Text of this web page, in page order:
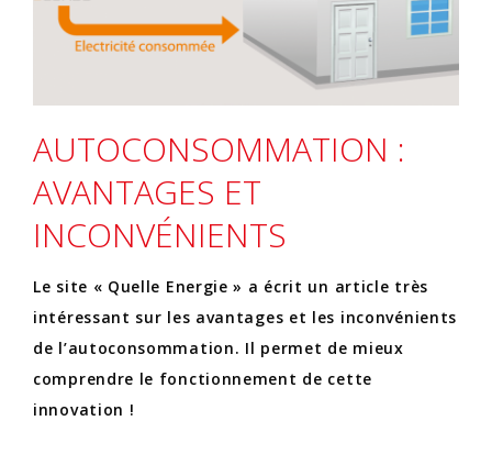
AUTOCONSOMMATION :
AVANTAGES ET
INCONVÉNIENTS
Le site « Quelle Energie » a écrit un article très
intéressant sur les avantages et les inconvénients
de l’autoconsommation. Il permet de mieux
comprendre le fonctionnement de cette
innovation !